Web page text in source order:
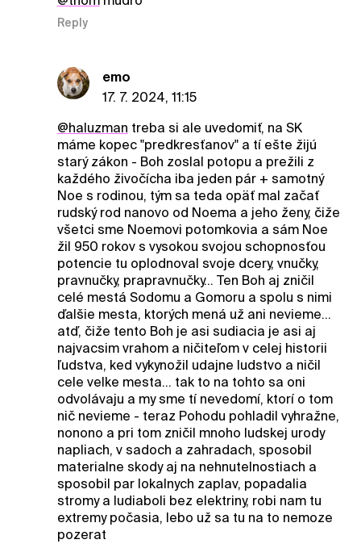
Reply
emo
17. 7. 2024, 11:15
@haluzman treba si ale uvedomiť, na SK
máme kopec "predkresťanov" a tí ešte žijú
starý zákon - Boh zoslal potopu a prežili z
každého živočícha iba jeden pár + samotný
Noe s rodinou, tým sa teda opäť mal začať
rudský rod nanovo od Noema a jeho ženy, čiže
všetci sme Noemovi potomkovia a sám Noe
žil 950 rokov s vysokou svojou schopnosťou
potencie tu oplodnoval svoje dcery, vnučky,
pravnučky, prapravnučky... Ten Boh aj zničil
celé mestá Sodomu a Gomoru a spolu s nimi
ďalšie mesta, ktorých mená už ani nevieme...
atď, čiže tento Boh je asi sudiacia je asi aj
najvacsim vrahom a ničiteľom v celej historii
ľudstva, ked vykynožil udajne ludstvo a ničil
cele velke mesta... tak to na tohto sa oni
odvolávaju a my sme tí nevedomí, ktorí o tom
nič nevieme - teraz Pohodu pohladil vyhražne,
nonono a pri tom zničil mnoho ludskej urody
napliach, v sadoch a zahradach, sposobil
materialne skody aj na nehnutelnostiach a
sposobil par lokalnych zaplav, popadalia
stromy a ludiaboli bez elektriny, robi nam tu
extremy počasia, lebo už sa tu na to nemoze
pozerat